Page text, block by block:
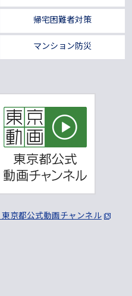
帰宅困難者対策
マンション防災
東京都公式動画チャンネル